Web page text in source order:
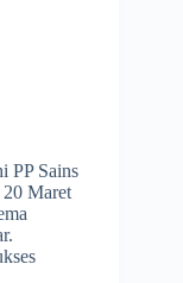
PP Sains
20 Maret